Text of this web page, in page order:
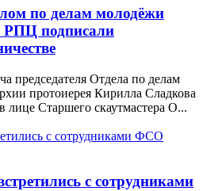
по делам молодёжи
РПЦ подписали
председателя Отдела по делам
протоиерея Кирилла Сладкова
Старшего скаутмастера О...
с сотрудниками